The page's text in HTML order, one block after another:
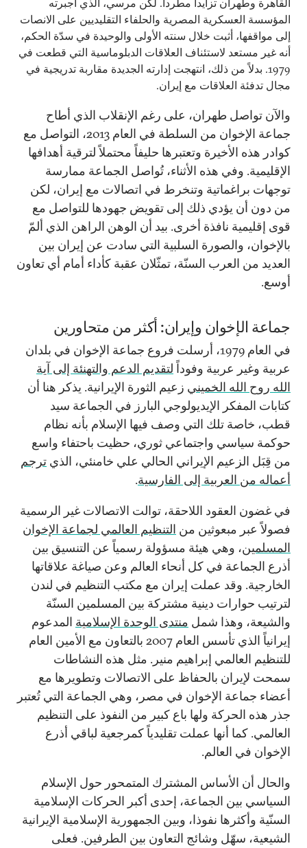
القاهرة وطهران تزايداً مطّرداً. لكن مرسي، الذي أجبرته
المؤسسة العسكرية المصرية والحلفاء التقليديين على الانصات
إلى مواقفها، أثبت خلال سنته الأولى والوحيدة في سدّة الحكم،
أنه غير مستعد لاستئناف العلاقات الدبلوماسية التي قطعت في
1979. بدلاً من ذلك، انتهجت إدارته الجديدة مقاربة تدريجية في
مجال تدفئة العلاقات مع إيران.
والآن تواصل طهران، على رغم الإنقلاب الذي أطاح
جماعة الإخوان من السلطة في العام 2013، التواصل مع
كوادر هذه الأخيرة وتعتبرها حليفاً محتملاً لترقية أهدافها
الإقليمية. وفي هذه الأثناء، تُواصل الجماعة ممارسة
توجهات براغماتية وتنخرط في اتصالات مع إيران، لكن
من دون أن يؤدي ذلك إلى تقويض جهودها للتواصل مع
قوى إقليمية نافذة أخرى. بيد أن الوهن الراهن الذي ألمّ
بالإخوان، والصورة السلبية التي سادت عن إيران بين
العديد من العرب السنّة، تمثّلان عقبة كأداء أمام أي تعاون
أوسع.
جماعة الإخوان وإيران: أكثر من متحاورين
في العام 1979، أرسلت فروع جماعة الإخوان في بلدان
عربية وغير عربية وفوداً لتقديم الدعم والتهنئة إلى آية
الله روح الله الخميني زعيم الثورة الإيرانية. يذكر هنا أن
كتابات المفكر الإيديولوجي البارز في الجماعة سيد
قطب، خاصة تلك التي وصف فيها الإسلام بأنه نظام
حوكمة سياسي واجتماعي ثوري، حظيت باحتفاء واسع
من قِبَل الزعيم الإيراني الحالي علي خامنئي، الذي ترجم
أعماله من العربية إلى الفارسية.
في غضون العقود اللاحقة، توالت الاتصالات غير الرسمية
فصولاً عبر مبعوثين من التنظيم العالمي لجماعة الإخوان
المسلمين، وهي هيئة مسؤولة رسمياً عن التنسيق بين
أذرع الجماعة في كل أنحاء العالم وعن صياغة علاقاتها
الخارجية. وقد عملت إيران مع مكتب التنظيم في لندن
لترتيب حوارات دينية مشتركة بين المسلمين السنّة
والشيعة، وهذا شمل منتدى الوحدة الإسلامية المدعوم
إيرانياً الذي تأسس العام 2007 بالتعاون مع الأمين العام
للتنظيم العالمي إبراهيم منير. مثل هذه النشاطات
سمحت لإيران بالحفاظ على الاتصالات وتطويرها مع
أعضاء جماعة الإخوان في مصر، وهي الجماعة التي تُعتبر
جذر هذه الحركة ولها باع كبير من النفوذ على التنظيم
العالمي. كما أنها عملت تقليدياً كمرجعية لباقي أذرع
الإخوان في العالم.
والحال أن الأساس المشترك المتمحور حول الإسلام
السياسي بين الجماعة، إحدى أكبر الحركات الإسلامية
السنّية وأكثرها نفوذا، وبين الجمهورية الإسلامية الإيرانية
الشيعية، سهّل وشائج التعاون بين الطرفين. فعلى